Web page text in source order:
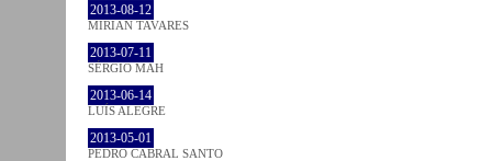
2013-08-12
MIRIAN TAVARES
2013-07-11
SÉRGIO MAH
2013-06-14
LUÍS ALEGRE
2013-05-01
PEDRO CABRAL SANTO